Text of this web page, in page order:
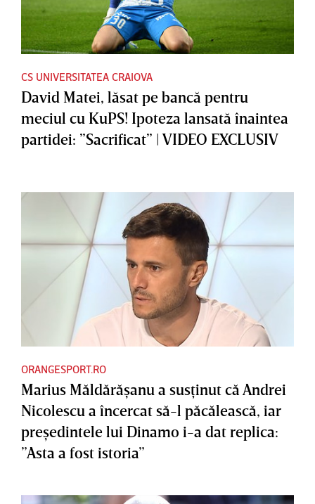
CS UNIVERSITATEA CRAIOVA
David Matei, lăsat pe bancă pentru
meciul cu KuPS! Ipoteza lansată înaintea
partidei: ”Sacrificat” | VIDEO EXCLUSIV
ORANGESPORT.RO
Marius Măldărăşanu a susţinut că Andrei
Nicolescu a încercat să-l păcălească, iar
preşedintele lui Dinamo i-a dat replica:
”Asta a fost istoria”